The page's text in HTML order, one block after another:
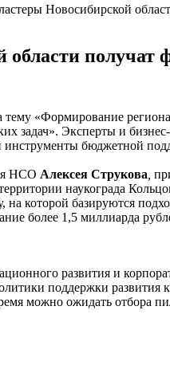
Новосибирской
получат
«Формирование
задач». Эксперты и
инструменты бюджетной
НСО Алексея Струкова
наукограда
на которой базируются
более 1,5 миллиарда
развития и
поддержки
можно ожидать отбора